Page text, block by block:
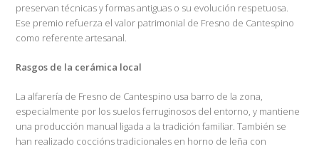
preservan técnicas y formas antiguas o su evolución respetuosa.
Ese premio refuerza el valor patrimonial de Fresno de Cantespino
como referente artesanal.
Rasgos de la cerámica local
La alfarería de Fresno de Cantespino usa barro de la zona,
especialmente por los suelos ferruginosos del entorno, y mantiene
una producción manual ligada a la tradición familiar. También se
han realizado coccións tradicionales en horno de leña con